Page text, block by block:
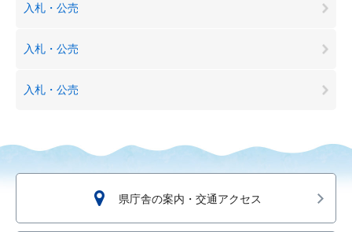
入札・公売
入札・公売
入札・公売
県庁舎の案内・交通アクセス